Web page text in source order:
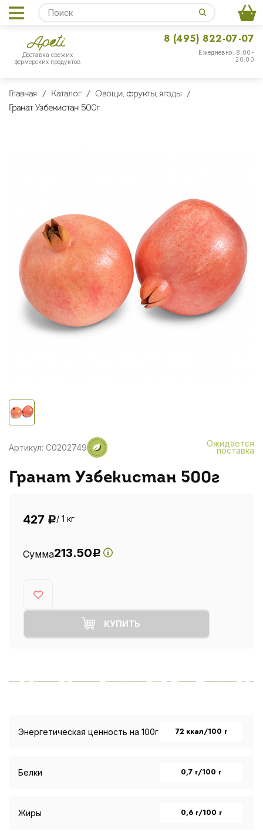
Доставка свежих
фермерских продуктов
Ежедневно: 8:00-
20:00
8 (495) 822-07-07
Главная Каталог
Овощи, фрукты, ягоды
Гранат Узбекистан 500г
Артикул: C0202749 Ожидается
поставка
Гранат Узбекистан 500г
427 Р/ 1 кг
Сумма213.50Р
КУПИТЬ
Энергетическая ценность на 100г 72 ккал/100 г
Белки 0,7 г/100 г
Жиры 0,6 г/100 г